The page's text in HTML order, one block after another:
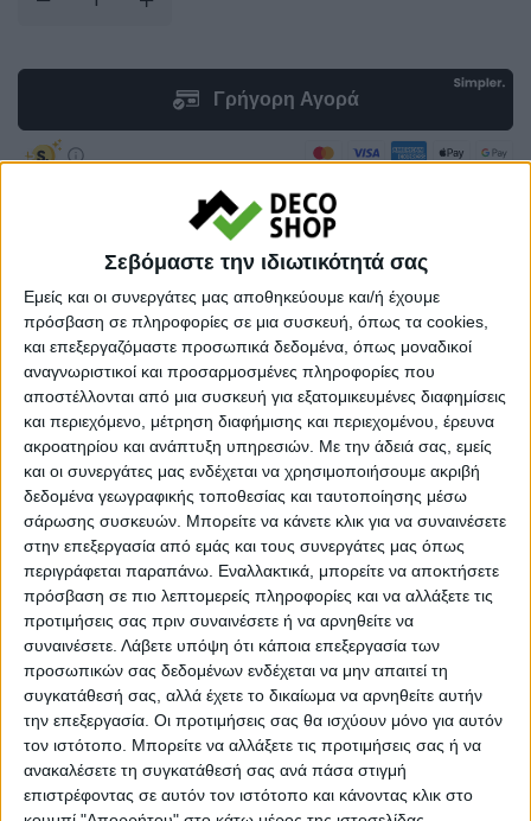
Σεβόμαστε την ιδιωτικότητά σας
Εμείς και οι συνεργάτες μας αποθηκεύουμε και/ή έχουμε
πρόσβαση σε πληροφορίες σε μια συσκευή, όπως τα cookies,
και επεξεργαζόμαστε προσωπικά δεδομένα, όπως μοναδικοί
αναγνωριστικοί και προσαρμοσμένες πληροφορίες που
αποστέλλονται από μια συσκευή για εξατομικευμένες διαφημίσεις
και περιεχόμενο, μέτρηση διαφήμισης και περιεχομένου, έρευνα
ακροατηρίου και ανάπτυξη υπηρεσιών. Με την άδειά σας, εμείς
και οι συνεργάτες μας ενδέχεται να χρησιμοποιήσουμε ακριβή
δεδομένα γεωγραφικής τοποθεσίας και ταυτοποίησης μέσω
σάρωσης συσκευών. Μπορείτε να κάνετε κλικ για να συναινέσετε
στην επεξεργασία από εμάς και τους συνεργάτες μας όπως
περιγράφεται παραπάνω. Εναλλακτικά, μπορείτε να αποκτήσετε
πρόσβαση σε πιο λεπτομερείς πληροφορίες και να αλλάξετε τις
προτιμήσεις σας πριν συναινέσετε ή να αρνηθείτε να
συναινέσετε. Λάβετε υπόψη ότι κάποια επεξεργασία των
προσωπικών σας δεδομένων ενδέχεται να μην απαιτεί τη
συγκατάθεσή σας, αλλά έχετε το δικαίωμα να αρνηθείτε αυτήν
την επεξεργασία. Οι προτιμήσεις σας θα ισχύουν μόνο για αυτόν
τον ιστότοπο. Μπορείτε να αλλάξετε τις προτιμήσεις σας ή να
ανακαλέσετε τη συγκατάθεσή σας ανά πάσα στιγμή
επιστρέφοντας σε αυτόν τον ιστότοπο και κάνοντας κλικ στο
Προσθήκη στο καλάθι
Κωδικός προϊόντος :128317
Κάνε μια ερώτηση Share
Κατηγορία:
ΝΤΟΥΛΑΠΙΑ ΚΟΥΖΙΝΑΣ
Tag:
ΝΤΟΥΛΑΠΙΑ ΚΟΥΖΙΝΑΣ
Μάρκα:AlphaB2B
Εγγυημένες & Ασφαλείς Συναλλαγές
Περιγραφή Πληροφορίες Αξιολογήσεις (0)